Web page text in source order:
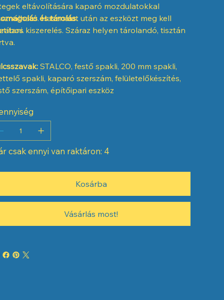
eltávolítására kaparó mozdulatokkal
Használat után az eszközt meg kell
és tárolás:
kiszerelés. Száraz helyen tárolandó, tisztán
STALCO, festő spakli, 200 mm spakli,
spakli, kaparó szerszám, felületelőkészítés,
szerszám, építőipari eszköz
csak ennyi van raktáron: 4
Kosárba
Vásárlás most!